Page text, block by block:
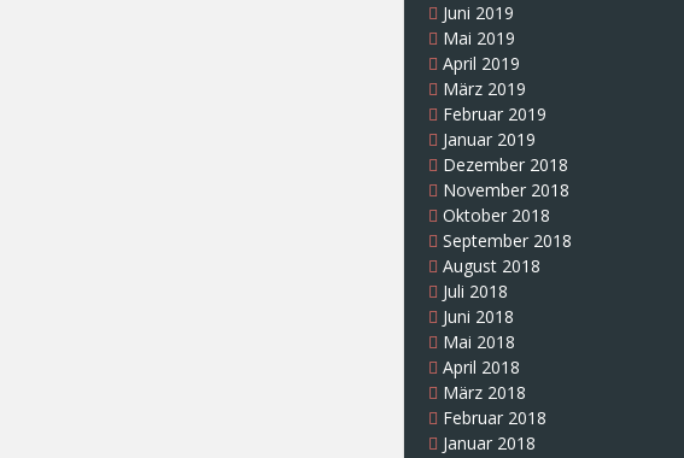
Juni 2019
Mai 2019
April 2019
März 2019
Februar 2019
Januar 2019
Dezember 2018
November 2018
Oktober 2018
September 2018
August 2018
Juli 2018
Juni 2018
Mai 2018
April 2018
März 2018
Februar 2018
Januar 2018